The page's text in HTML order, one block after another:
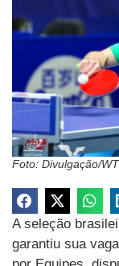
Foto: Divulgação/
A seleção
garantiu sua